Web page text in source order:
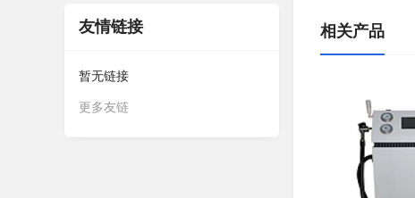
友情链接
暂无链接
更多友链
相关产品